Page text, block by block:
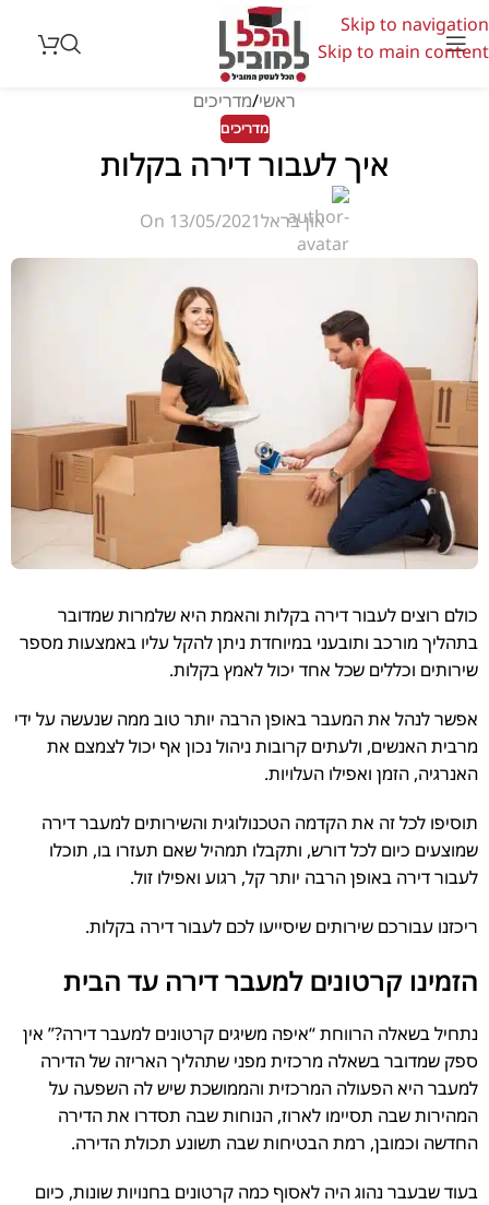
Skip to navigation
Skip to main content
ראשי מדריכים
מדריכים
איך לעבור דירה בקלות
און בראלOn 13/05/2021
כולם רוצים לעבור דירה בקלות והאמת היא שלמרות שמדובר
בתהליך מורכב ותובעני במיוחדת ניתן להקל עליו באמצעות מספר
שירותים וכללים שכל אחד יכול לאמץ בקלות.
אפשר לנהל את המעבר באופן הרבה יותר טוב ממה שנעשה על ידי
מרבית האנשים, ולעתים קרובות ניהול נכון אף יכול לצמצם את
האנרגיה, הזמן ואפילו העלויות.
תוסיפו לכל זה את הקדמה הטכנולוגית והשירותים למעבר דירה
שמוצעים כיום לכל דורש, ותקבלו תמהיל שאם תעזרו בו, תוכלו
לעבור דירה באופן הרבה יותר קל, רגוע ואפילו זול.
ריכזנו עבורכם שירותים שיסייעו לכם לעבור דירה בקלות.
הזמינו קרטונים למעבר דירה עד הבית
נתחיל בשאלה הרווחת “איפה משיגים קרטונים למעבר דירה?” אין
ספק שמדובר בשאלה מרכזית מפני שתהליך האריזה של הדירה
למעבר היא הפעולה המרכזית והממושכת שיש לה השפעה על
המהירות שבה תסיימו לארוז, הנוחות שבה תסדרו את הדירה
החדשה וכמובן, רמת הבטיחות שבה תשונע תכולת הדירה.
בעוד שבעבר נהוג היה לאסוף כמה קרטונים בחנויות שונות, כיום